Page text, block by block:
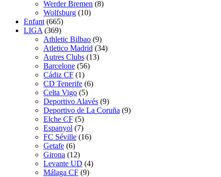
Werder Bremen (8)
Wolfsburg (10)
Enfant (665)
LIGA (369)
Athletic Bilbao (9)
Atletico Madrid (34)
Autres Clubs (13)
Barcelone (56)
Cádiz CF (1)
CD Tenerife (6)
Celta Vigo (5)
Deportivo Alavés (9)
Deportivo de La Coruña (9)
Elche CF (5)
Espanyol (7)
FC Séville (16)
Getafe (6)
Girona (12)
Levante UD (4)
Málaga CF (9)